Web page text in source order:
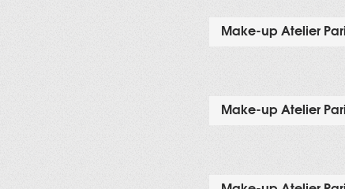
Make-up Atelier
Make-up Atelier